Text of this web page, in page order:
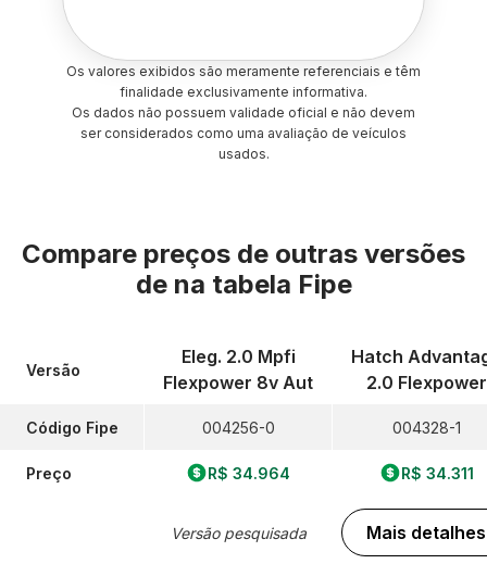
Os valores exibidos são meramente referenciais e têm
finalidade exclusivamente informativa.
Os dados não possuem validade oficial e não devem
ser considerados como uma avaliação de veículos
usados.
Compare preços de outras versões
de na tabela Fipe
Versão
Código Fipe
Preço
Eleg. 2.0 Mpfi
Flexpower 8v Aut
004256-0
R$ 34.964
Versão pesquisada
Hatch
2.0 Flexpower
004328-1
R$ 34.311
Mais detalhes